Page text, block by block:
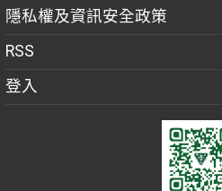
隱私權及資訊安全政策
RSS
登入